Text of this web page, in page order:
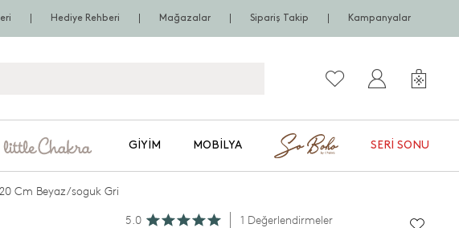
Hediye Rehberi Mağazalar Sipariş Takip Kampanyalar
GIYIM MOBILYA SERI SONU
Cm Beyaz/soguk Gri
5.0 1 Değerlendirmeler